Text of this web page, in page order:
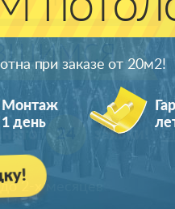
при заказе от 20м2!
Монтаж
1 день